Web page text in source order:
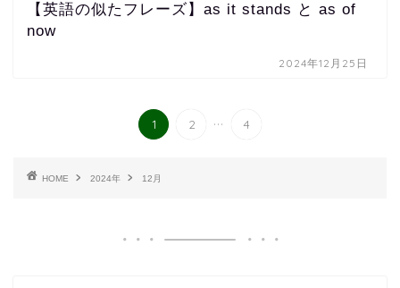
【英語の似たフレーズ】as it stands と as of
now
2024年12月25日
1 2 ... 4
HOME 2024年 12月